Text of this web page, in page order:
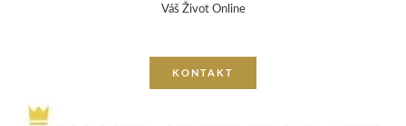
Váš Život Online
KONTAKT